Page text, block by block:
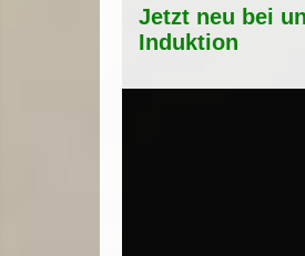
Jetzt neu bei
Induktion